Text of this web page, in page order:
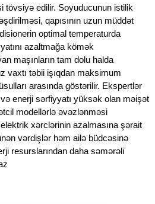
tövsiyə edilir. Soyuducunun istilik
qapısının uzun müddət
optimal temperaturda
azaltmağa kömək
maşınların tam dolu halda
vaxtı təbii işıqdan maksimum
arasında göstərilir. Ekspertlər
enerji sərfiyyatı yüksək olan məişət
modellərlə əvəzlənməsi
xərclərinin azalmasına şərait
vərdişlər həm ailə büdcəsinə
resurslarından daha səmərəli